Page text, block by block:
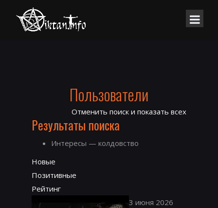
Пользователи
Отменить поиск и показать всех
Результаты поиска
Интересы — колдовство
Новые
Позитивные
Рейтинг
3 июня 2026